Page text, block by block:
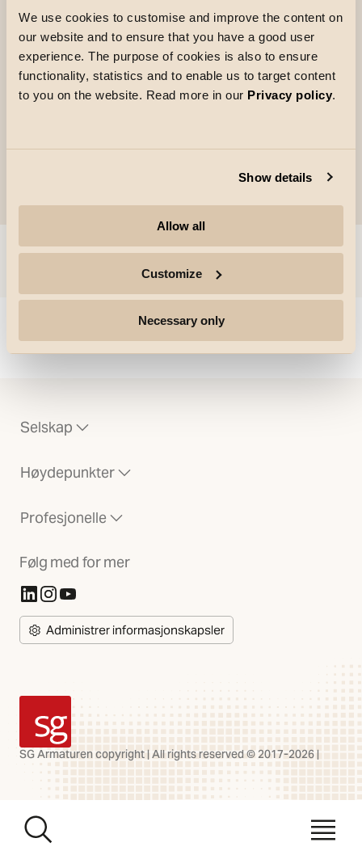
We use cookies to customise and improve the content on
our website and to ensure that you have a good user
experience. The purpose of cookies is also to ensure
functionality, statistics and to enable us to target content
to you on the website. Read more in our Privacy policy.
Show details
Allow all
Customize
Necessary only
Leveres med 6 flyttbare skru-klemmer for inntil
2x6mm². Utsparinger i hjørner og sider av
boksen. Mulighet for 16mm rørinnføring i
bunnen.
Could not load articles. Please refresh the page.
Selskap
Høydepunkter
Profesjonelle
Følg med for mer
(Åpnes i ny fane)
(Åpnes i ny fane)
(Åpnes i ny fane)
Administrer informasjonskapsler
SG Armaturen
SG Armaturen copyright | All rights reserved © 2017-2026 |